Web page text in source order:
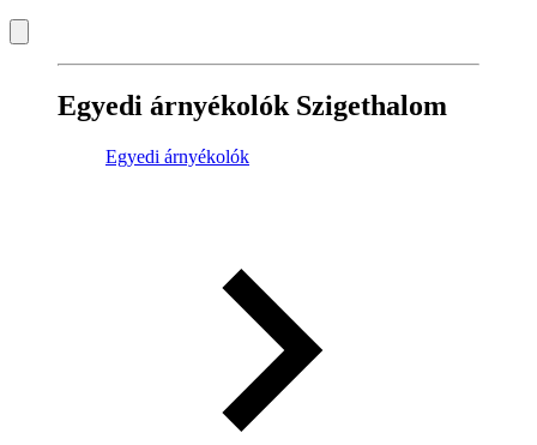
Egyedi árnyékolók Szigethalom
Egyedi árnyékolók